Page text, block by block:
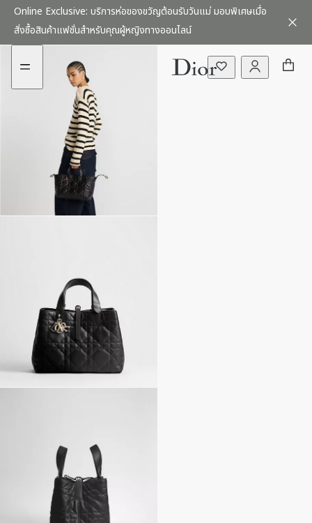
เมนู
เนื้อหา
Online Exclusive: บริการห่อของขวัญต้อนรับวันแม่ มอบพิเศษเมื่อ
สั่งซื้อสินค้าแฟชั่นสำหรับคุณผู้หญิงทางออนไลน์
พบกับคอลเลกชั่นใหม่ Autumn Winter 2026-2027
เลือกซื้อไอเทมออนไลน์ได้ทันที พร้อมด้วยบริการจัดส่งฟรีไม่มีค่าใช้จ่าย
สำหรับทุกคำสั่งซื้อ